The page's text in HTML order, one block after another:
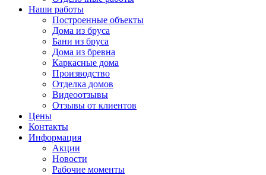
Наши работы
Построенные объекты
Дома из бруса
Бани из бруса
Дома из бревна
Каркасные дома
Производство
Отделка домов
Видеоотзывы
Отзывы от клиентов
Цены
Контакты
Информация
Акции
Новости
Рабочие моменты